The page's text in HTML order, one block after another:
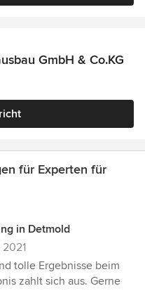
GmbH & Co.KG
für Experten für
in Detmold
tolle Ergebnisse beim
zahlt sich aus. Gerne